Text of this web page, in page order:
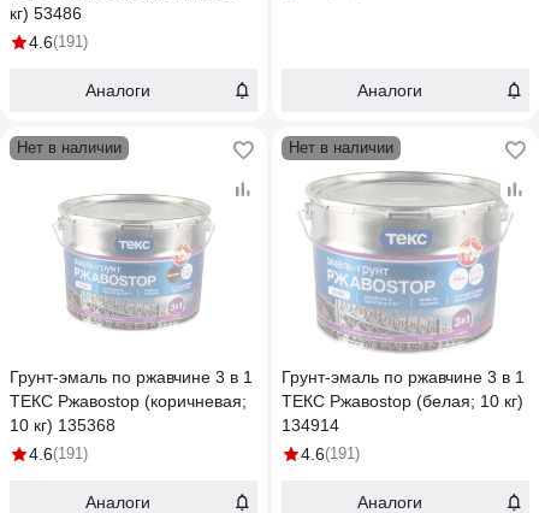
кг) 53486
4.6(191)
Аналоги Аналоги
Нет в наличии
Грунт-эмаль по ржавчине 3 в 1
ТЕКС Ржавоstop (коричневая;
10 кг) 135368
4.6(191)
Аналоги
Нет в наличии
Грунт-эмаль по ржавчине 3 в 1
ТЕКС Ржавоstop (белая; 10 кг)
134914
4.6(191)
Аналоги